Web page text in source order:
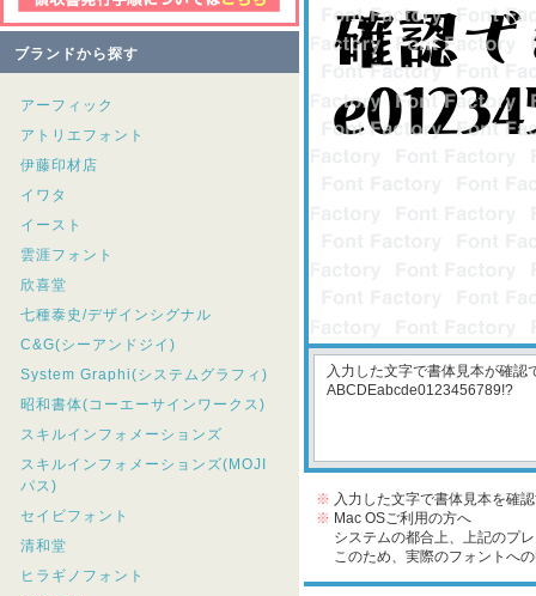
ブランドから探す
アーフィック
アトリエフォント
伊藤印材店
イワタ
イースト
雲涯フォント
欣喜堂
七種泰史/デザインシグナル
C&G(シーアンドジイ)
System Graphi(システムグラフィ)
昭和書体(コーエーサインワークス)
スキルインフォメーションズ
スキルインフォメーションズ(MOJI
パス)
セイビフォント
清和堂
ヒラギノフォント
※ 入力した文字で書体見本を確
※ Mac OSご利用の方へ
システムの都合上、上記のプ
このため、実際のフォントへの